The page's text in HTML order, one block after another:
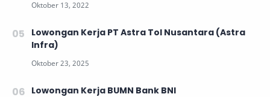
Lowongan Kerja PT Astra Tol Nusantara (Astra
Infra)
Lowongan Kerja BUMN Bank BNI